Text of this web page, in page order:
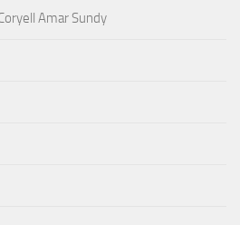
Amar Sundy